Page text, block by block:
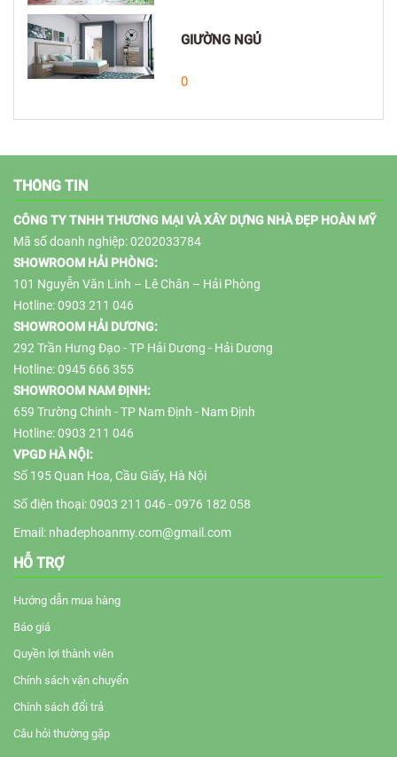
GIƯỜNG NGỦ
0
THÔNG TIN
CÔNG TY TNHH THƯƠNG MẠI VÀ XÂY DỰNG NHÀ ĐẸP HOÀN MỸ
Mã số doanh nghiệp: 0202033784
SHOWROOM HẢI PHÒNG:
101 Nguyễn Văn Linh – Lê Chân – Hải Phòng
Hotline: 0903 211 046
SHOWROOM HẢI DƯƠNG:
292 Trần Hưng Đạo - TP Hải Dương - Hải Dương
Hotline: 0945 666 355
SHOWROOM NAM ĐỊNH:
659 Trường Chinh - TP Nam Định - Nam Định
Hotline: 0903 211 046
VPGD HÀ NỘI:
Số 195 Quan Hoa, Cầu Giấy, Hà Nội
Số điện thoại: 0903 211 046 - 0976 182 058
Email: nhadephoanmy.com@gmail.com
HỖ TRỢ
Hướng dẫn mua hàng
Báo giá
Quyền lợi thành viên
Chính sách vận chuyển
Chính sách đổi trả
Câu hỏi thường gặp